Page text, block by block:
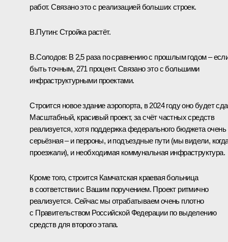
работ. Связано это с реализацией больших строек.
В.Путин: Стройка растёт.
В.Солодов: В 2,5 раза по сравнению с прошлым годом –
быть точным, 271 процент. Связано это с большими
инфраструктурными проектами.
Строится новое здание аэропорта, в 2024 году оно будет
Масштабный, красивый проект, за счёт частных средств
реализуется, хотя поддержка федерального бюджета очень
серьёзная – и перроны, и подъездные пути (мы видели,
проезжали), и необходимая коммунальная инфраструктура.
Кроме того, строится Камчатская краевая больница
в соответствии с Вашим поручением. Проект ритмично
реализуется. Сейчас мы отрабатываем очень плотно
с Правительством Российской Федерации по выделению
средств для второго этапа.